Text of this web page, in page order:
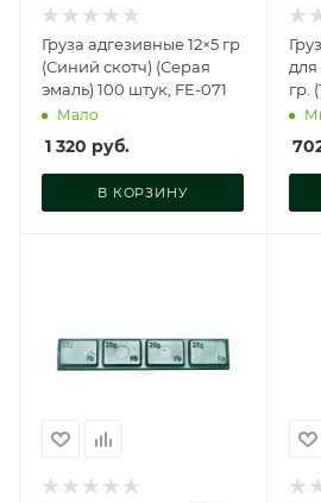
Груза адгезивные 12×5 гр
(Синий скотч) (Серая
эмаль) 100 штук, FE-071
Мало
1 320 руб.
В КОРЗИНУ
для
гр.